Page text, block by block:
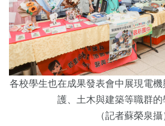
各校學生也在成果發表會中展現電
護、土木與建築等職群的
（記者蘇榮泉攝